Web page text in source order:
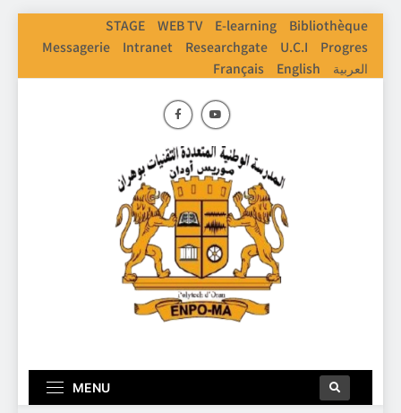
STAGE WEB TV E-learning
Bibliothèque
Messagerie
Intranet Researchgate U.C.I
Progres
Français
English العربية
MENU